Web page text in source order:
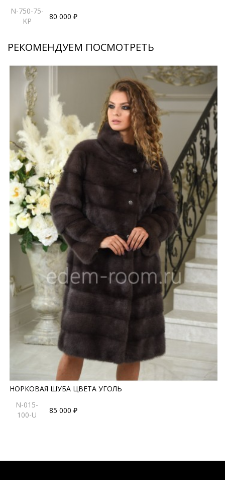
N-750-75-
KP
80 000 ₽
РЕКОМЕНДУЕМ ПОСМОТРЕТЬ
НОРКОВАЯ ШУБА ЦВЕТА УГОЛЬ
N-015-
100-U
85 000 ₽